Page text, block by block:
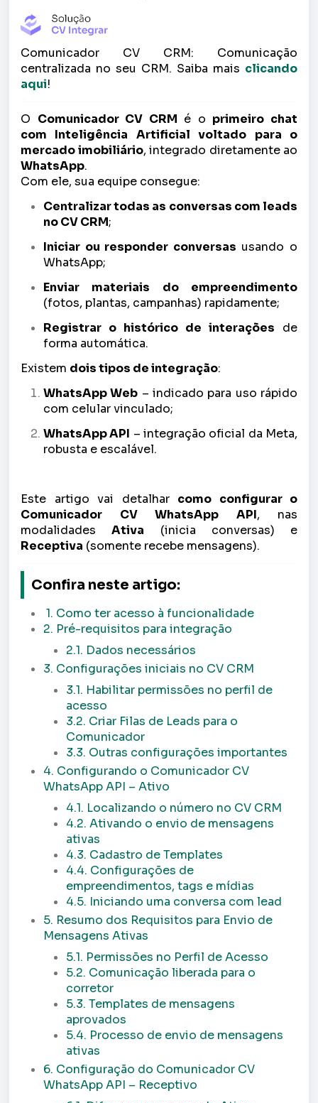
Comunicador CV CRM: Comunicação
centralizada no seu CRM. Saiba mais clicando
aqui!
O Comunicador CV CRM é o primeiro chat
com Inteligência Artificial voltado para o
mercado imobiliário, integrado diretamente ao
WhatsApp.
Com ele, sua equipe consegue:
Centralizar todas as conversas com leads
no CV CRM;
Iniciar ou responder conversas usando o
WhatsApp;
Enviar materiais do empreendimento
(fotos, plantas, campanhas) rapidamente;
Registrar o histórico de interações de
forma automática.
Existem dois tipos de integração:
WhatsApp Web – indicado para uso rápido
com celular vinculado;
WhatsApp API – integração oficial da Meta,
robusta e escalável.
Este artigo vai detalhar como configurar o
Comunicador CV WhatsApp API, nas
modalidadesAtiva (inicia conversas) e
Receptiva (somente recebe mensagens).
Confira neste artigo:
1. Como ter acesso à funcionalidade
2. Pré-requisitos para integração
2.1. Dados necessários
3. Configurações iniciais no CV CRM
3.1. Habilitar permissões no perfil de
acesso
3.2. Criar Filas de Leads para o
Comunicador
3.3. Outras configurações importantes
4. Configurando o Comunicador CV
WhatsApp API – Ativo
4.1. Localizando o número no CV CRM
4.2. Ativando o envio de mensagens
ativas
4.3. Cadastro de Templates
4.4. Configurações de
empreendimentos, tags e mídias
4.5. Iniciando uma conversa com lead
5. Resumo dos Requisitos para Envio de
Mensagens Ativas
5.1. Permissões no Perfil de Acesso
5.2. Comunicação liberada para o
corretor
5.3. Templates de mensagens
aprovados
5.4. Processo de envio de mensagens
ativas
6. Configuração do Comunicador CV
WhatsApp API – Receptivo